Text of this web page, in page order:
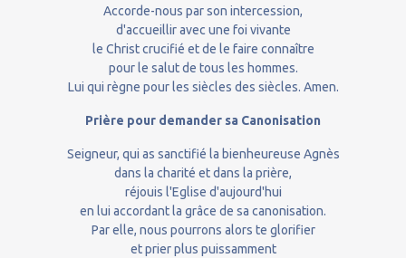
Accorde-nous par son intercession,
d'accueillir avec une foi vivante
le Christ crucifié et de le faire connaître
pour le salut de tous les hommes.
Lui qui règne pour les siècles des siècles. Amen.
Prière pour demander sa Canonisation
Seigneur, qui as sanctifié la bienheureuse Agnès
dans la charité et dans la prière,
réjouis l'Eglise d'aujourd'hui
en lui accordant la grâce de sa canonisation.
Par elle, nous pourrons alors te glorifier
et prier plus puissamment